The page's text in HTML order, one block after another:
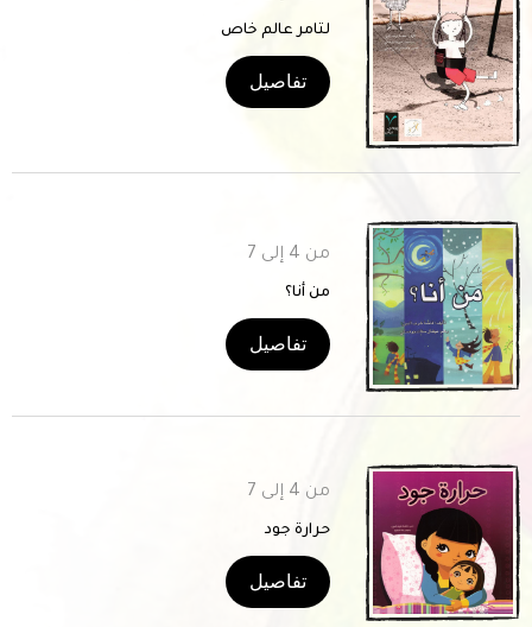
لتامر عالم خاص
تفاصيل
من 4 إلى 7
من أنا؟
تفاصيل
من 4 إلى 7
حرارة جود
تفاصيل